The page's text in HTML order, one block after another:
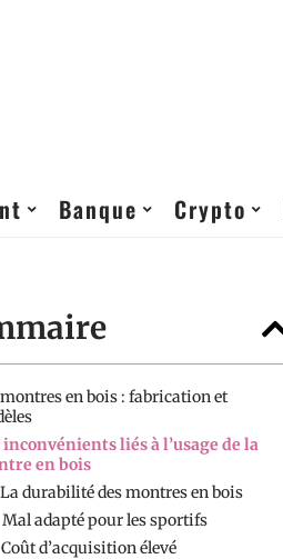
Banque Crypto
en bois : fabrication et
inconvénients liés à l’usage de la
en bois
La durabilité des montres en bois
Mal adapté pour les sportifs
Coût d’acquisition élevé